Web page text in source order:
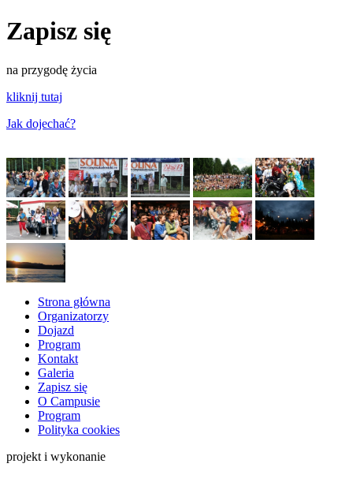
Zapisz się
na przygodę życia
kliknij tutaj
Jak dojechać?
Strona główna
Organizatorzy
Dojazd
Program
Kontakt
Galeria
Zapisz się
O Campusie
Program
Polityka cookies
projekt i wykonanie